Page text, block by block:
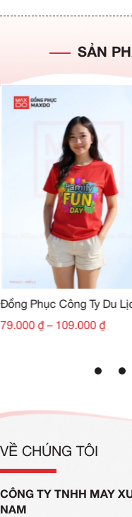
SẢN
Đồng Phục Công Ty Du
79.000 ₫ – 109.000 ₫
VỀ CHÚNG TÔI
CÔNG TY TNHH MAY
NAM